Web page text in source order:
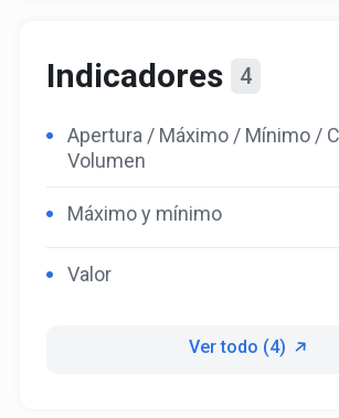
Indicadores 4
Apertura / Máximo / Mínimo /
Volumen
Máximo y mínimo
Valor
Ver todo (4)